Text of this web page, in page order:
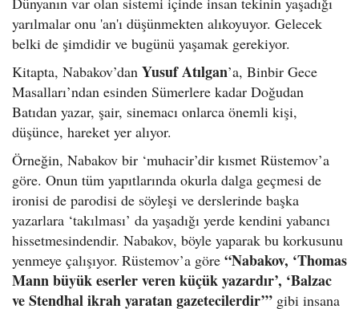
yarılmalar onu 'an'ı düşünmekten alıkoyuyor. Gelecek
belki de şimdidir ve bugünü yaşamak gerekiyor.
Kitapta, Nabakov’dan Yusuf Atılgan’a, Binbir Gece
Masalları’ndan esinden Sümerlere kadar Doğudan
Batıdan yazar, şair, sinemacı onlarca önemli kişi,
düşünce, hareket yer alıyor.
Örneğin, Nabakov bir ‘muhacir’dir kısmet Rüstemov’a
göre. Onun tüm yapıtlarında okurla dalga geçmesi de
ironisi de parodisi de söyleşi ve derslerinde başka
yazarlara ‘takılması’ da yaşadığı yerde kendini yabancı
hissetmesindendir. Nabakov, böyle yaparak bu korkusunu
yenmeye çalışıyor. Rüstemov’a göre “Nabakov, ‘Thomas
Mann büyük eserler veren küçük yazardır’, ‘Balzac
ve Stendhal ikrah yaratan gazetecilerdir’” gibi insana